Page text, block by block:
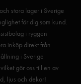
stora lager i Sverige
för dig som kund.
i ryggen
inköp direkt från
i Sverige
gör oss till en av
ljus och dekor!